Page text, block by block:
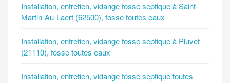
Installation, entretien, vidange fosse septique à Saint-
Martin-Au-Laert (62500), fosse toutes eaux
Installation, entretien, vidange fosse septique à Pluvet
(21110), fosse toutes eaux
Installation, entretien, vidange fosse septique toutes